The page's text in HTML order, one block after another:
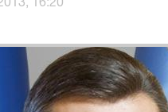
16:20